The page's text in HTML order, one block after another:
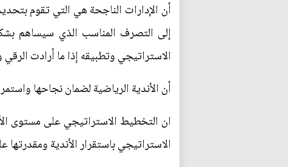
أن الإدارات الناجحة هي التي تقوم
إلى التصرف المناسب الذي سيساهم
الاستراتيجي وتطبيقه إذا ما أرادت
أن الأندية الرياضية لضمان نجاحها
ان التخطيط الاستراتيجي على مستوى
الاستراتيجي باستقرار الأندية ومقدرتها